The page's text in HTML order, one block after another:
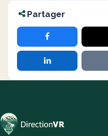
Partager